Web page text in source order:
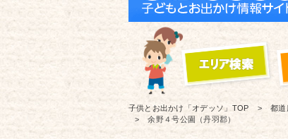
子供とお出かけ「オデッソ」 TOP 都道
余野４号公園（丹羽郡）